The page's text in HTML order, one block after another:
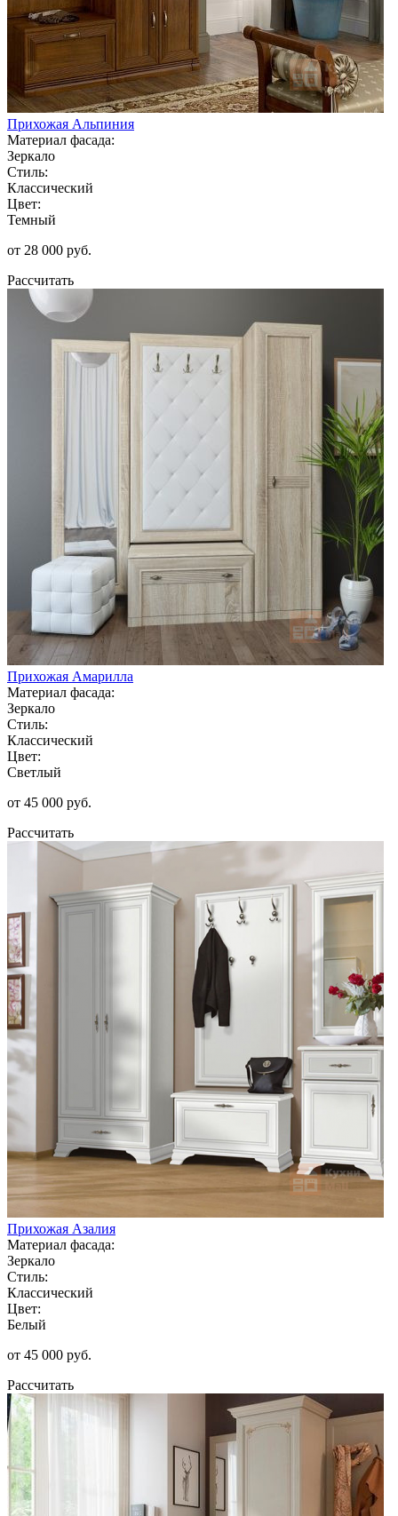
Прихожая Альпиния
Материал фасада:
Зеркало
Стиль:
Классический
Цвет:
Темный
от 28 000 руб.
Рассчитать
Прихожая Амарилла
Материал фасада:
Зеркало
Стиль:
Классический
Цвет:
Светлый
от 45 000 руб.
Рассчитать
Прихожая Азалия
Материал фасада:
Зеркало
Стиль:
Классический
Цвет:
Белый
от 45 000 руб.
Рассчитать